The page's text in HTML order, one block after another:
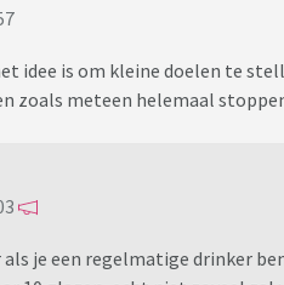
idee is om kleine doelen te
zoals meteen helemaal
als je een regelmatige drinker